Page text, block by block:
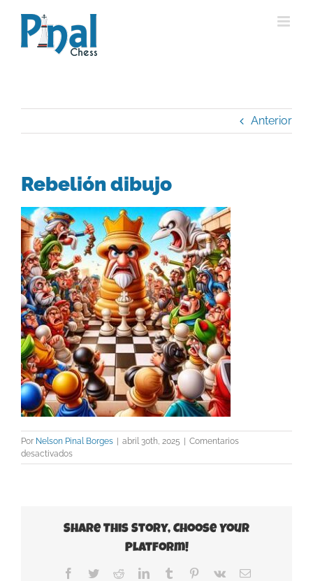
contenido
Anterior
Rebelión dibujo
Por Nelson Pinal Borges | abril 30th, 2025 | Comentarios
desactivadosen
Rebelión
Share This Story, Choose Your
Platform!
Facebook
TwitterRedditLinkedInTumblr Pinterest
Vk
Correo